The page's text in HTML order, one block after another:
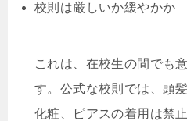
校則は厳しいか緩やかか
これは、在校生の間でも
す。公式な校則では、頭
化粧、ピアスの着用は禁